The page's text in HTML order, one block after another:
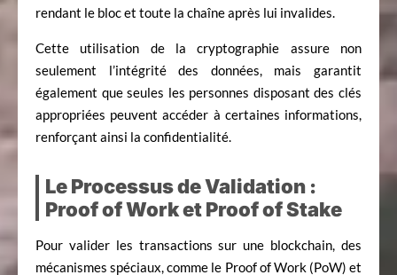
rendant le bloc et toute la chaîne après lui invalides.
Cette utilisation de la cryptographie assure non
seulement l’intégrité des données, mais garantit
également que seules les personnes disposant des clés
appropriées peuvent accéder à certaines informations,
renforçant ainsi la confidentialité.
Le Processus de Validation :
Proof of Work et Proof of Stake
Pour valider les transactions sur une blockchain, des
mécanismes spéciaux, comme le Proof of Work (PoW) et